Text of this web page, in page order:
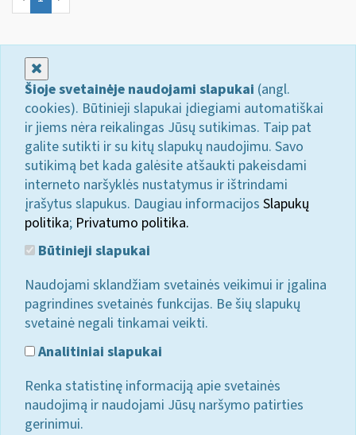
Šioje svetainėje naudojami slapukai (angl.
cookies). Būtinieji slapukai įdiegiami automatiškai
ir jiems nėra reikalingas Jūsų sutikimas. Taip pat
galite sutikti ir su kitų slapukų naudojimu. Savo
sutikimą bet kada galėsite atšaukti pakeisdami
interneto naršyklės nustatymus ir ištrindami
įrašytus slapukus. Daugiau informacijos Slapukų
politika; Privatumo politika.
Būtinieji slapukai
Naudojami sklandžiam svetainės veikimui ir įgalina
pagrindines svetainės funkcijas. Be šių slapukų
svetainė negali tinkamai veikti.
Analitiniai slapukai
Renka statistinę informaciją apie svetainės
naudojimą ir naudojami Jūsų naršymo patirties
gerinimui.